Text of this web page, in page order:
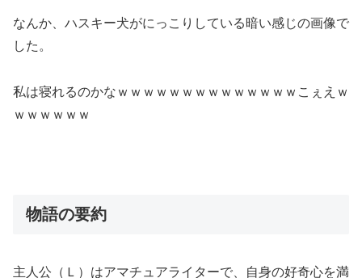
なんか、ハスキー犬がにっこりしている暗い感じの画像で
した。
私は寝れるのかなｗｗｗｗｗｗｗｗｗｗｗｗｗｗこぇえｗ
ｗｗｗｗｗｗ
物語の要約
主人公（Ｌ）はアマチュアライターで、自身の好奇心を満